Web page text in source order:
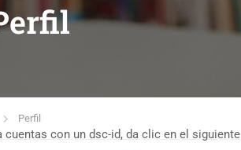
Perfil
cuentas con un dsc-id, da clic en el